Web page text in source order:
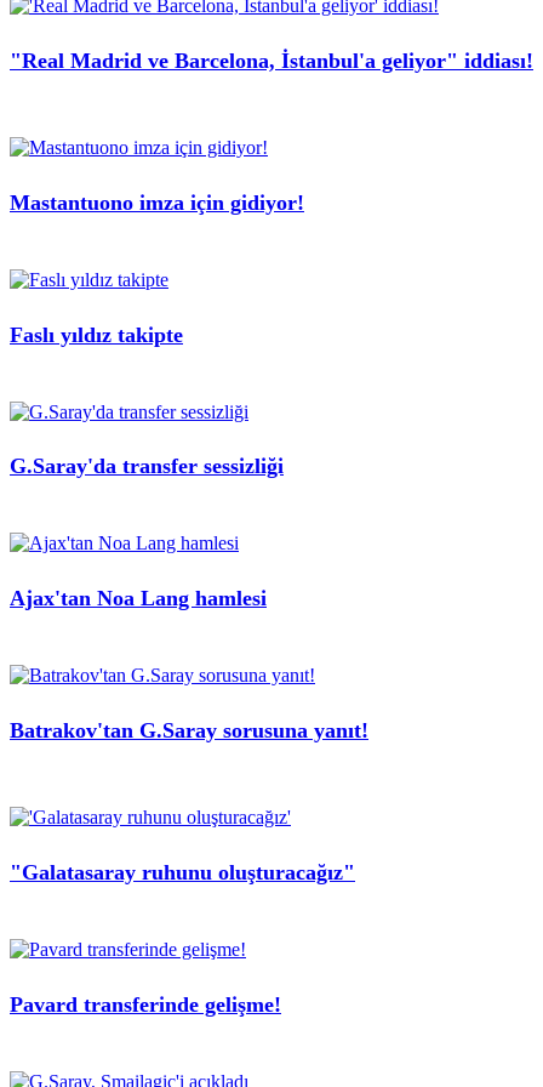
"Real Madrid ve Barcelona, İstanbul'a geliyor" iddiası!
Mastantuono imza için gidiyor!
Faslı yıldız takipte
G.Saray'da transfer sessizliği
Ajax'tan Noa Lang hamlesi
Batrakov'tan G.Saray sorusuna yanıt!
"Galatasaray ruhunu oluşturacağız"
Pavard transferinde gelişme!